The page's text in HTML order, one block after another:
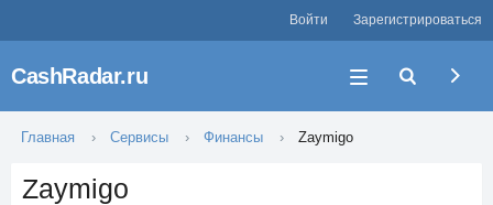
Войти Зарегистрироваться
CashRadar.ru
Главная Сервисы Финансы Zaymigo
Zaymigo